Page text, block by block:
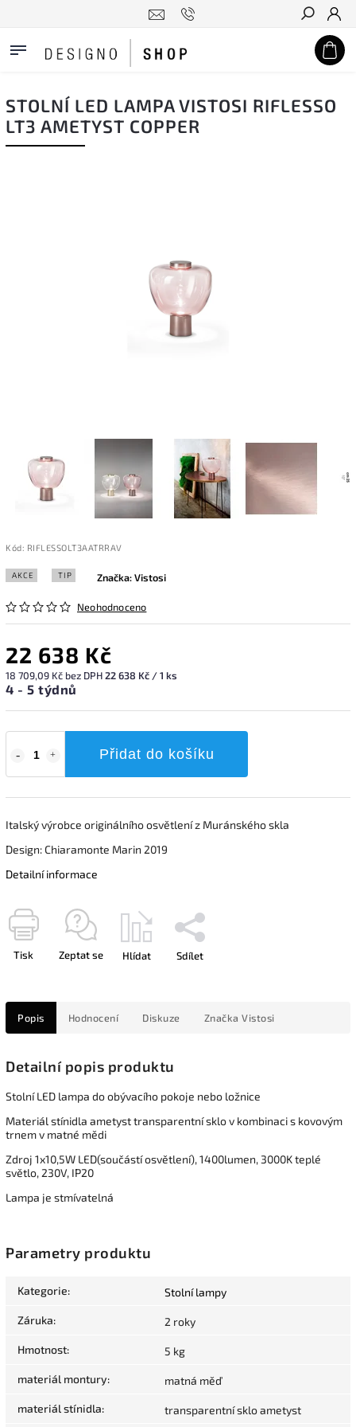
Hledat
STOLNÍ LED LAMPA VISTOSI RIFLESSO
LT3 AMETYST COPPER
Kód: RIFLESSOLT3AATRRAV
AKCE TIP
Neohodnoceno
Značka:Vistosi
22 638 Kč
18 709,09 Kč bez DPH22 638 Kč / 1 ks
4 - 5 týdnů
Přidat do košíku
Italský výrobce originálního osvětlení z Muránského skla
Design: Chiaramonte Marin 2019
Detailní informace
Tisk Zeptat se Hlídat Sdílet
Popis Hodnocení Diskuze Značka Vistosi
Detailní popis produktu
Stolní LED lampa do obývacího pokoje nebo ložnice
Materiál stínidla ametyst transparentní sklo v kombinaci s kovovým
trnem v matné mědi
Zdroj 1x10,5W LED(součástí osvětlení), 1400lumen, 3000K teplé
světlo, 230V, IP20
Lampa je stmívatelná
Parametry produktu
Kategorie: Stolní lampy
Záruka: 2 roky
Hmotnost: 5 kg
materiál montury: matná měď
materiál stínidla: transparentní sklo ametyst